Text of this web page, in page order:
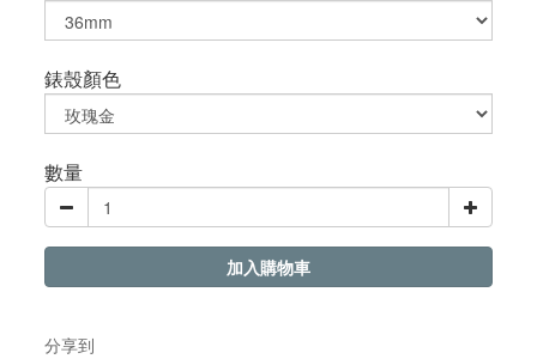
錶殼顏色
數量
加入購物車
分享到